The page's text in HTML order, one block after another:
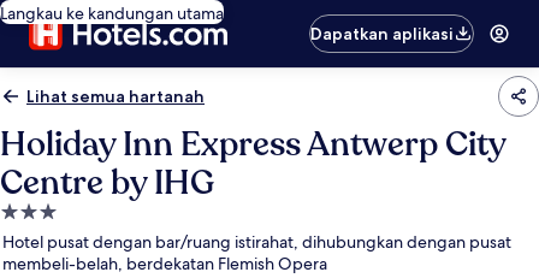
Langkau ke kandungan utama
Dapatkan aplikasi
Lihat semua hartanah
Holiday Inn Express Antwerp City
Centre by IHG
Hartanah
3.0
bintang
Hotel pusat dengan bar/ruang istirahat, dihubungkan dengan pusat
membeli-belah, berdekatan Flemish Opera